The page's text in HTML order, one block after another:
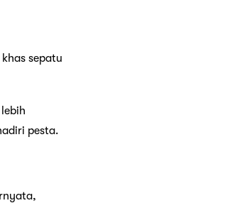
sepatu
pesta.